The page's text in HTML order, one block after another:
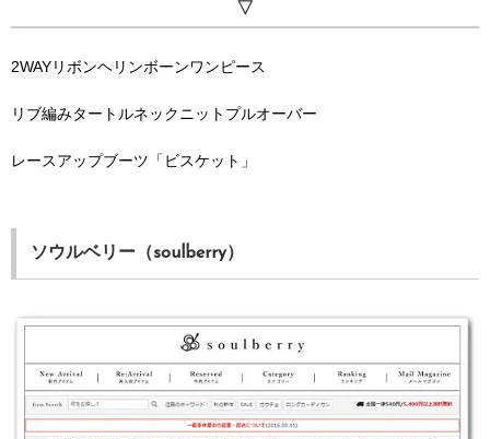
▽
2WAYリボンヘリンボーンワンピース
リブ編みタートルネックニットプルオーバー
レースアップブーツ「ビスケット」
ソウルベリー（soulberry）